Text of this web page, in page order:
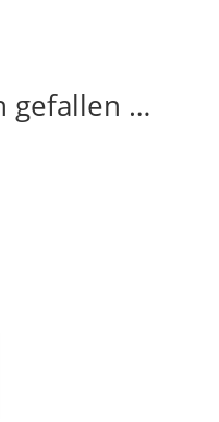
gefallen …